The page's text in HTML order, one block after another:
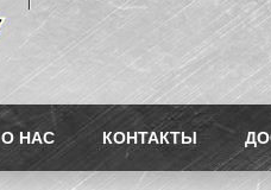
О НАС КОНТАКТЫ